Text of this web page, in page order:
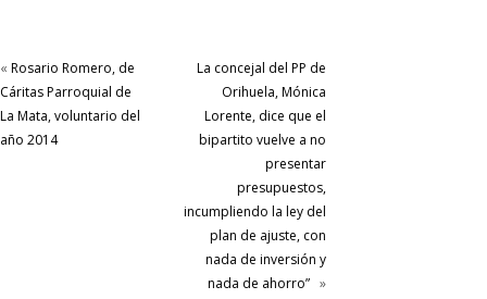
« Rosario Romero, de
Cáritas Parroquial de
La Mata, voluntario del
año 2014
La concejal del PP de
Orihuela, Mónica
Lorente, dice que el
bipartito vuelve a no
presentar
presupuestos,
incumpliendo la ley del
plan de ajuste, con
nada de inversión y
nada de ahorro” »